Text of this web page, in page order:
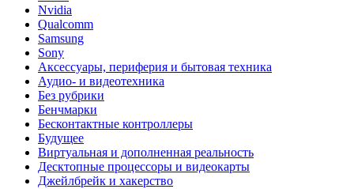
Nvidia
Qualcomm
Samsung
Sony
Аксессуары, периферия и бытовая техника
Аудио- и видеотехника
Без рубрики
Бенчмарки
Бесконтактные контроллеры
Будущее
Виртуальная и дополненная реальность
Десктопные процессоры и видеокарты
Джейлбрейк и хакерство